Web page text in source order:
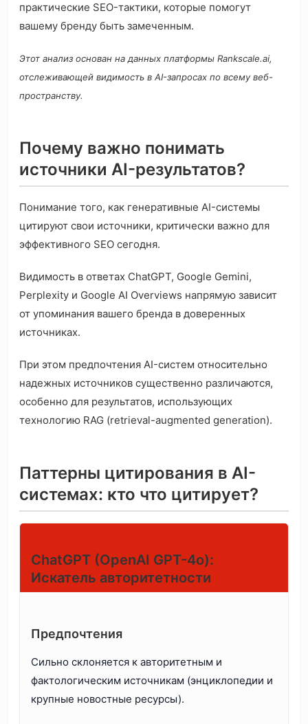
практические SEO-тактики, которые помогут
вашему бренду быть замеченным.
Этот анализ основан на данных платформы Rankscale.ai,
отслеживающей видимость в AI-запросах по всему веб-
пространству.
Почему важно понимать
источники AI-результатов?
Понимание того, как генеративные AI-системы
цитируют свои источники, критически важно для
эффективного SEO сегодня.
Видимость в ответах ChatGPT, Google Gemini,
Perplexity и Google AI Overviews напрямую зависит
от упоминания вашего бренда в доверенных
источниках.
При этом предпочтения AI-систем относительно
надежных источников существенно различаются,
особенно для результатов, использующих
технологию RAG (retrieval-augmented generation).
Паттерны цитирования в AI-
системах: кто что цитирует?
ChatGPT (OpenAI GPT-4o):
Искатель авторитетности
Предпочтения
Сильно склоняется к авторитетным и
фактологическим источникам (энциклопедии и
крупные новостные ресурсы).